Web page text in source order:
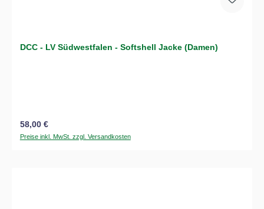
DCC - LV Südwestfalen - Softshell Jacke (Damen)
Regulärer Preis:
58,00 €
Preise inkl. MwSt. zzgl. Versandkosten